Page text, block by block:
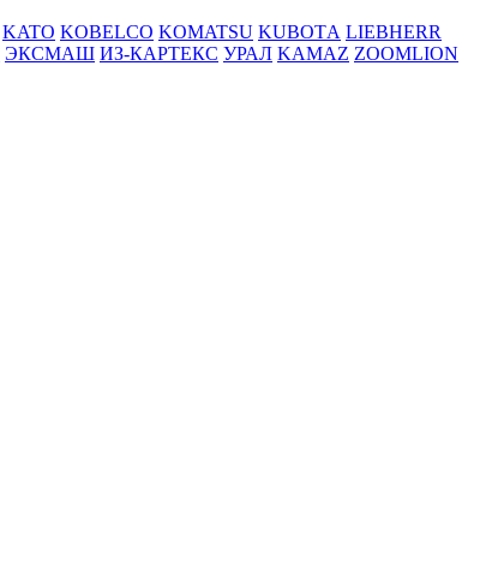
KATO KOBELCO KOMATSU KUBOTА LIEBHERR
ЭКСМАШ ИЗ-КАРТЕКС УРАЛ KAMAZ ZOOMLION